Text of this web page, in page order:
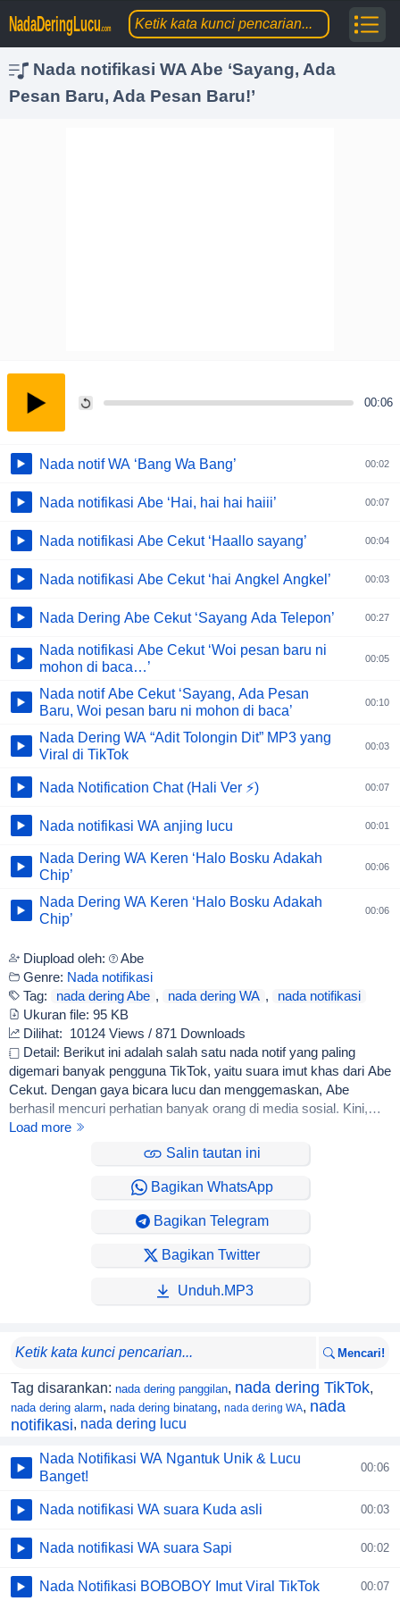
NadaDeringLucu.com
Nada notifikasi WA Abe ‘Sayang, Ada
Pesan Baru, Ada Pesan Baru!’
00:06
Nada notif WA ‘Bang Wa Bang’ 00:02
Nada notifikasi Abe ‘Hai, hai hai haiii’ 00:07
Nada notifikasi Abe Cekut ‘Haallo sayang’ 00:04
Nada notifikasi Abe Cekut ‘hai Angkel Angkel’ 00:03
Nada Dering Abe Cekut ‘Sayang Ada Telepon’ 00:27
Nada notifikasi Abe Cekut ‘Woi pesan baru ni
mohon di baca…’
00:05
Nada notif Abe Cekut ‘Sayang, Ada Pesan
Baru, Woi pesan baru ni mohon di baca’
00:10
Nada Dering WA “Adit Tolongin Dit” MP3 yang
Viral di TikTok
00:03
Nada Notification Chat (Hali Ver ⚡) 00:07
Nada notifikasi WA anjing lucu 00:01
Nada Dering WA Keren ‘Halo Bosku Adakah
Chip’
00:06
Nada Dering WA Keren ‘Halo Bosku Adakah
Chip’
00:06
Diupload oleh:
Abe
Genre: Nada notifikasi
Tag:
nada dering Abe , nada dering WA ,
nada notifikasi
Ukuran file: 95 KB
Dilihat:
10124 Views / 871 Downloads
Detail: Berikut ini adalah salah satu nada notif yang paling
digemari banyak pengguna TikTok, yaitu suara imut khas dari Abe
Cekut. Dengan gaya bicara lucu dan menggemaskan, Abe
berhasil mencuri perhatian banyak orang di media sosial. Kini,
Anda bisa mengunduh nada notif Wa Abe dengan suara 'Sayang,
Ada Pesan Baru, Ada Pesan Baru!' secara gratis di sini. Jadikan
notifikasi WhatsApp Anda lebih seru dan berbeda dari yang lain
dengan suara unik dari Abe Cekut!
Load more
Salin tautan ini
Bagikan WhatsApp
Bagikan Telegram
Bagikan Twitter
Unduh.MP3
Mencari!
Tag disarankan: nada dering panggilan, nada dering TikTok,
nada dering alarm, nada dering binatang, nada dering WA, nada
notifikasi, nada dering lucu
Nada Notifikasi WA Ngantuk Unik & Lucu
Banget!
00:06
Nada notifikasi WA suara Kuda asli 00:03
Nada notifikasi WA suara Sapi 00:02
Nada Notifikasi BOBOBOY Imut Viral TikTok 00:07